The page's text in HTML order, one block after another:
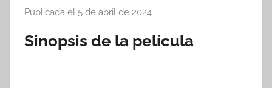
Publicada el 5 de abril de 2024
r
Sinopsis de la película